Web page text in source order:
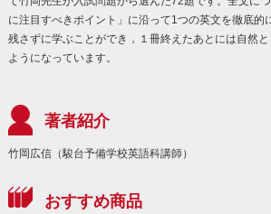
に注目すべきポイント」に沿って1つの英文を徹底的
残さずに学ぶことができ，１冊終えたあとには自然
ようになっています。
著者紹介
竹岡広信（駿台予備学校英語科講師）
おすすめ商品